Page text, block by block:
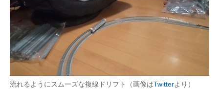
企業向けIT製品の総合サイト
IT製品の技術・比較・事例
製造業のIT導入・活用を支援
モノづくり技術者専門サイト
流れるようにスムーズな複線ドリフト（画像はTwitterより）